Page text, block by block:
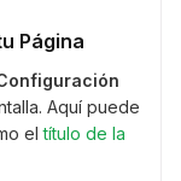
Página
Aquí puede
eltítulo de la